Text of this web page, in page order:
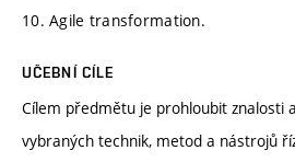
10. Agile transformation.
UČEBNÍ CÍLE
Cílem předmětu je prohloubit znalosti
vybraných technik, metod a nástrojů